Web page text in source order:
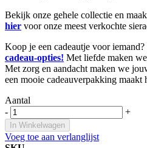
Bekijk onze gehele collectie en
hier voor onze meest verkochte
Koop je een cadeautje voor
cadeau-opties! Met liefde maken
Met zorg en aandacht maken we
een mooie cadeauverpakking maakt
Aantal
-
+
In Winkelwagen
Voeg toe aan verlanglijst